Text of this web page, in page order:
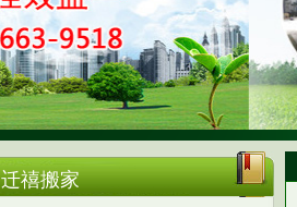
迁禧搬家